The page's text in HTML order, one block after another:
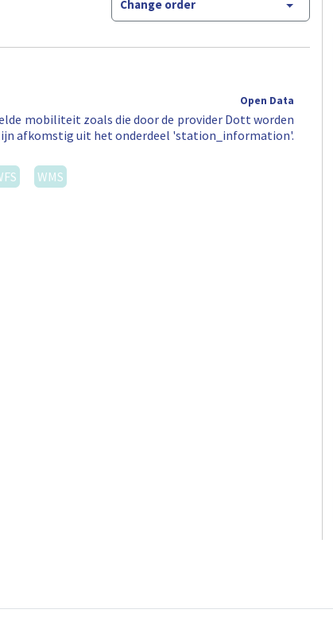
Change order
Open Data
mobiliteit zoals die door de provider Dott worden
zijn afkomstig uit het onderdeel 'station_information'.
WMS